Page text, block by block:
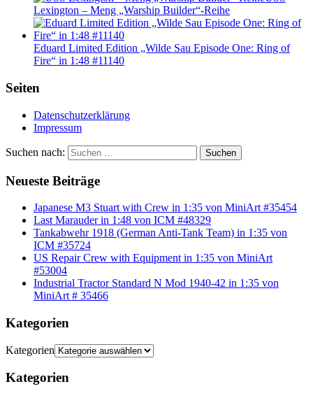
Lexington – Meng „Warship Builder“-Reihe
Eduard Limited Edition „Wilde Sau Episode One: Ring of
Fire“ in 1:48 #11140
Seiten
Datenschutzerklärung
Impressum
Suchen nach: Suchen
Neueste Beiträge
Japanese M3 Stuart with Crew in 1:35 von MiniArt #35454
Last Marauder in 1:48 von ICM #48329
Tankabwehr 1918 (German Anti-Tank Team) in 1:35 von
ICM #35724
US Repair Crew with Equipment in 1:35 von MiniArt
#53004
Industrial Tractor Standard N Mod 1940-42 in 1:35 von
MiniArt # 35466
Kategorien
Kategorien
Kategorien